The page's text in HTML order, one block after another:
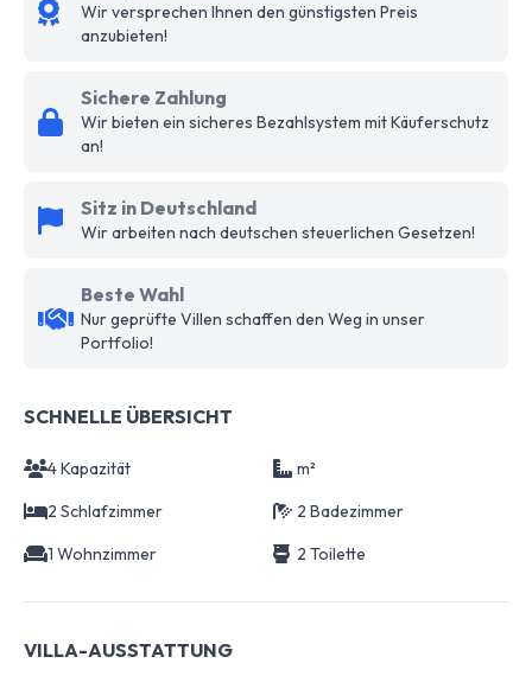
Wir versprechen Ihnen den günstigsten Preis
anzubieten!
Sichere Zahlung
Wir bieten ein sicheres Bezahlsystem mit Käuferschutz
an!
Sitz in Deutschland
Wir arbeiten nach deutschen steuerlichen Gesetzen!
Beste Wahl
Nur geprüfte Villen schaffen den Weg in unser
Portfolio!
SCHNELLE ÜBERSICHT
4 Kapazität
m²
2 Schlafzimmer
2 Badezimmer
1 Wohnzimmer
2 Toilette
VILLA-AUSSTATTUNG